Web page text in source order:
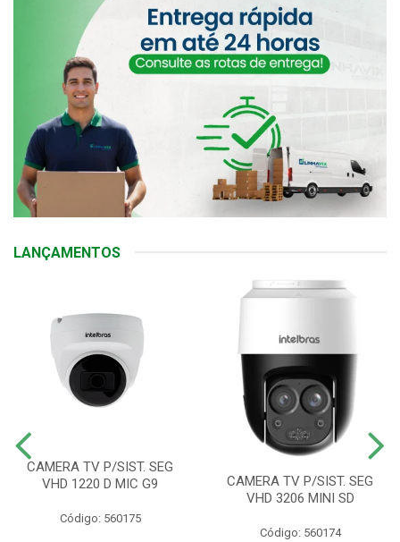
LANÇAMENTOS
CAMERA TV P/SIST. SEG
VHD 1220 D MIC G9
Código: 560175
CAMERA TV P/SIST. SEG
VHD 3206 MINI SD
Código: 560174